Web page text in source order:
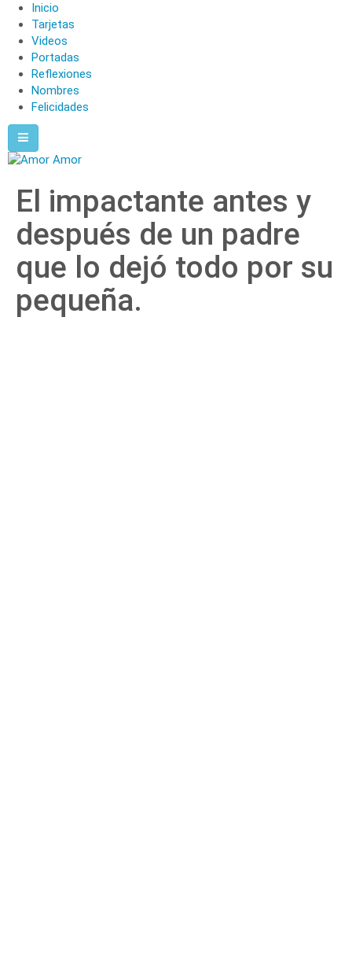
Inicio
Tarjetas
Videos
Portadas
Reflexiones
Nombres
Felicidades
El impactante antes y
después de un padre
que lo dejó todo por su
pequeña.